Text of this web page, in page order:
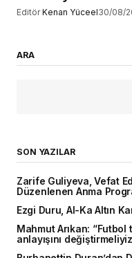
Editör Kenan Yüceel30/08/
ARA
SON YAZILAR
Zarife Guliyeva, Vefat
Düzenlenen Anma
Ezgi Duru, Al-Ka Altın
Mahmut Arıkan: “Futbol
anlayışını